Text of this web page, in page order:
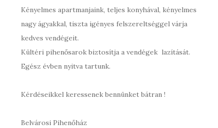
Kényelmes apartmanjaink, teljes konyhával, kényelmes
nagy ágyakkal, tiszta igényes felszereltséggel várja
kedves vendégeit.
Kültéri pihenősarok biztosítja a vendégek lazítását.
Egész évben nyitva tartunk.
Kérdéseikkel keressenek bennünket bátran !
Belvárosi Pihenőház